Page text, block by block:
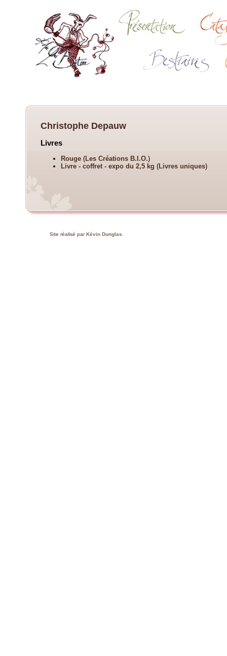
Christophe Depauw
Livres
Rouge (Les Créations B.I.O.)
Livre - coffret - expo du 2,5 kg (Livres uniques)
Site réalisé par Kévin Dunglas.